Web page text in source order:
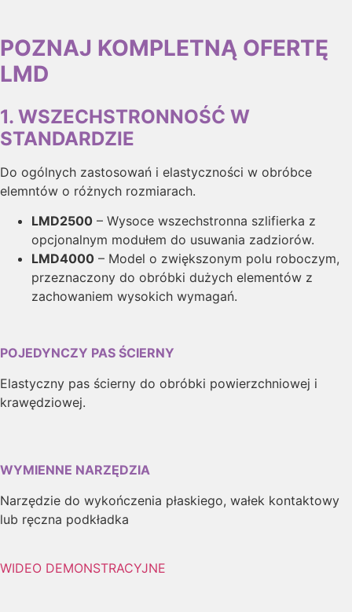
POZNAJ KOMPLETNĄ OFERTĘ
LMD
1. WSZECHSTRONNOŚĆ W
STANDARDZIE
Do ogólnych zastosowań i elastyczności w obróbce
elemntów o różnych rozmiarach.
LMD2500 – Wysoce wszechstronna szlifierka z
opcjonalnym modułem do usuwania zadziorów.
LMD4000 – Model o zwiększonym polu roboczym,
przeznaczony do obróbki dużych elementów z
zachowaniem wysokich wymagań.
POJEDYNCZY PAS ŚCIERNY
Elastyczny pas ścierny do obróbki powierzchniowej i
krawędziowej.
WYMIENNE NARZĘDZIA
Narzędzie do wykończenia płaskiego, wałek kontaktowy
lub ręczna podkładka
WIDEO DEMONSTRACYJNE